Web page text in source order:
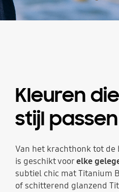
Kleuren
stijl passen
Van het krachthonk tot de
is geschikt voorelke
subtiel chic mat Titanium
of schitterend glanzend